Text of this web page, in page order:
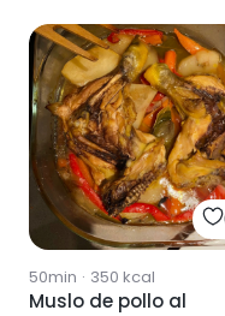
50min · 350 kcal
Muslo de pollo al